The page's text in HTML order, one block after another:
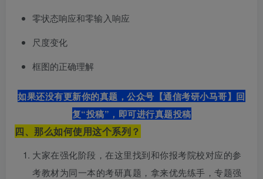
零状态响应和零输入响应
尺度变化
框图的正确理解
如果还没有更新你的真题，公众号【通信考研小马哥】回
复“投稿”，即可进行真题投稿
四、那么如何使用这个系列？
大家在强化阶段，在这里找到和你报考院校对应的参
考教材为同一本的考研真题，拿来优先练手，专题强